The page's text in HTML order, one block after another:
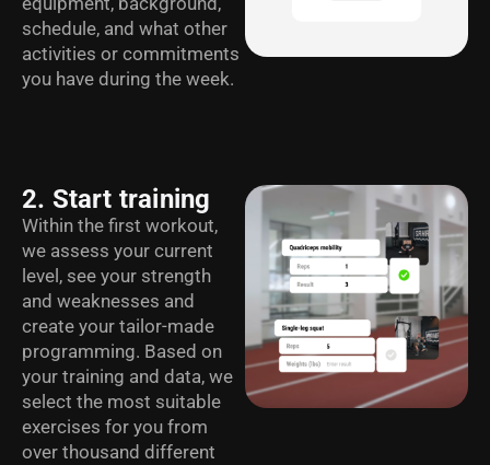
schedule, and what other
activities or commitments
you have during the week.
2. Start training
Within the first workout,
we assess your current
level, see your strength
and weaknesses and
create your tailor-made
programming. Based on
your training and data, we
select the most suitable
exercises for you from
over thousand different